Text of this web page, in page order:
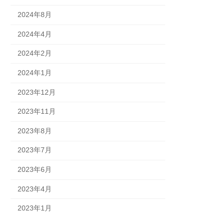
2024年8月
2024年4月
2024年2月
2024年1月
2023年12月
2023年11月
2023年8月
2023年7月
2023年6月
2023年4月
2023年1月